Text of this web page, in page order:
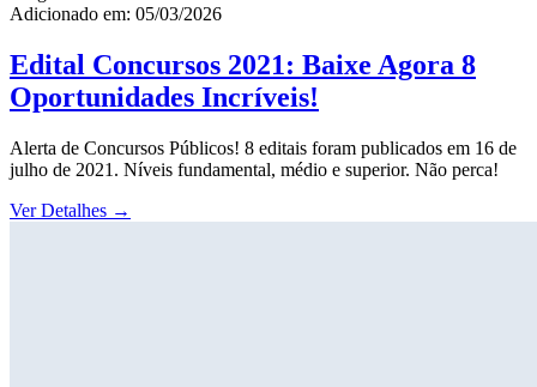
Adicionado em: 05/03/2026
Edital Concursos 2021: Baixe Agora 8
Oportunidades Incríveis!
Alerta de Concursos Públicos! 8 editais foram publicados em 16 de
julho de 2021. Níveis fundamental, médio e superior. Não perca!
Ver Detalhes →